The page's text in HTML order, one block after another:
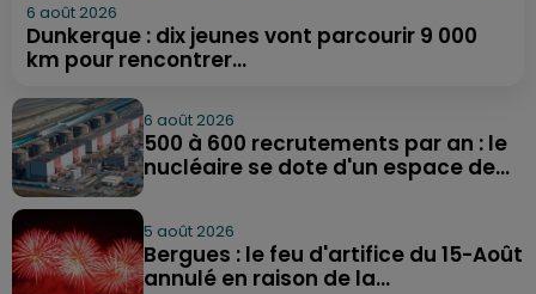
6 août 2026
Dunkerque : dix jeunes vont parcourir 9 000
km pour rencontrer...
6 août 2026
500 à 600 recrutements par an : le
nucléaire se dote d'un espace de...
5 août 2026
Bergues : le feu d'artifice du 15-Août
annulé en raison de la...